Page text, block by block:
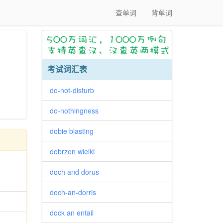
查单词 背单词
考试词汇表
do-not-disturb
do-nothingness
dobie blasting
dobrzen wielki
doch and dorus
doch-an-dorris
dock an entail